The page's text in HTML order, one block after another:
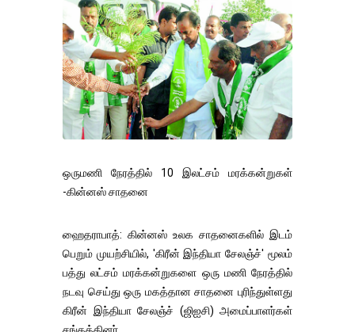
ஒருமணி நேரத்தில் 10 இலட்சம் மரக்கன்றுகள்
-கின்னஸ் சாதனை
ஹைதராபாத்: கின்னஸ் உலக சாதனைகளில் இடம்
பெறும் முயற்சியில், 'கிரீன் இந்தியா சேலஞ்ச்' மூலம்
பத்து லட்சம் மரக்கன்றுகளை ஒரு மணி நேரத்தில்
நடவு செய்து ஒரு மகத்தான சாதனை புரிந்துள்ளது
கிரீன் இந்தியா சேலஞ்ச் (ஜிஐசி) அமைப்பாளர்கள்